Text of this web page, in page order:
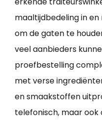
maaltijdbedeling in
om de gaten te
veel aanbieders
proefbestelling
met verse
en smaakstoffen
telefonisch, maar ook